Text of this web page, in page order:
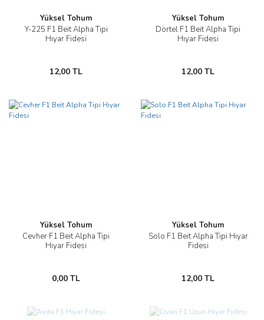
Yüksel Tohum
Y-225 F1 Beit Alpha Tipi
Hıyar Fidesi
12,00 TL
Yüksel Tohum
Dörtel F1 Beit Alpha Tipi
Hıyar Fidesi
12,00 TL
Yüksel Tohum
Cevher F1 Beit Alpha Tipi
Hıyar Fidesi
0,00 TL
Yüksel Tohum
Solo F1 Beit Alpha Tipi Hıyar
Fidesi
12,00 TL